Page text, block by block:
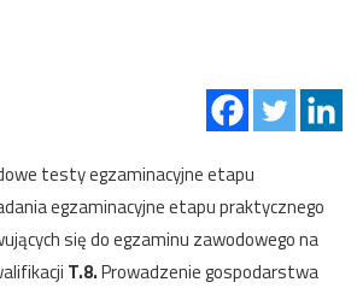
testy egzaminacyjne etapu
egzaminacyjne etapu praktycznego
się do egzaminu zawodowego na
T.8.Prowadzenie gospodarstwa